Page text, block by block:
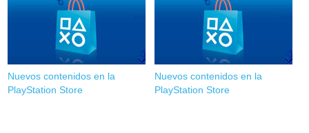
Nuevos contenidos en la
PlayStation Store
Nuevos contenidos en la
PlayStation Store